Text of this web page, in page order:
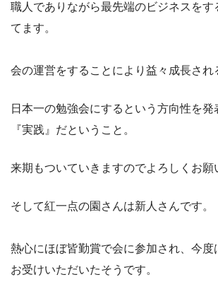
職人でありながら最先端のビジネスをす
てます。
会の運営をすることにより益々成長され
日本一の勉強会にするという方向性を発
『実践』だということ。
来期もついていきますのでよろしくお願
そして紅一点の園さんは新人さんです。
熱心にほぼ皆勤賞で会に参加され、今度
お受けいただいたそうです。